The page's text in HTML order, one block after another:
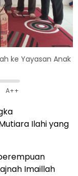
ke Yayasan Anak
A++
Ilahi yang
Imaillah